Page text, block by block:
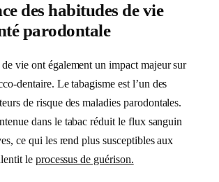
des habitudes de vie
parodontale
vie ont également un impact majeur sur
dentaire. Le tabagisme est l’un des
de risque des maladies parodontales.
dans le tabac réduit le flux sanguin
ce qui les rend plus susceptibles aux
le processus de guérison.